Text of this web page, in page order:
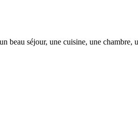
séjour, une cuisine, une chambre,